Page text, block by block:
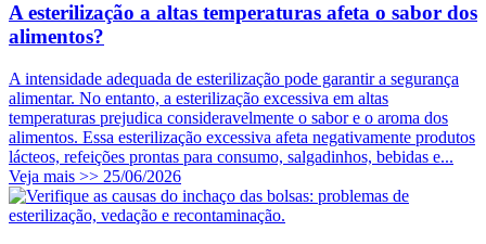
A esterilização a altas temperaturas afeta o sabor dos
alimentos?
A intensidade adequada de esterilização pode garantir a segurança
alimentar. No entanto, a esterilização excessiva em altas
temperaturas prejudica consideravelmente o sabor e o aroma dos
alimentos. Essa esterilização excessiva afeta negativamente produtos
lácteos, refeições prontas para consumo, salgadinhos, bebidas e...
Veja mais >> 25/06/2026